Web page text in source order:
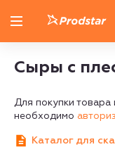
Сыры с
Для покупки
необходимо
Каталог для